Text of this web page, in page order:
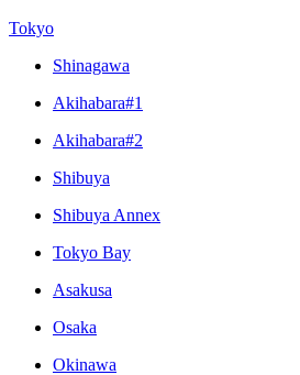
Tokyo
Shinagawa
Akihabara#1
Akihabara#2
Shibuya
Shibuya Annex
Tokyo Bay
Asakusa
Osaka
Okinawa